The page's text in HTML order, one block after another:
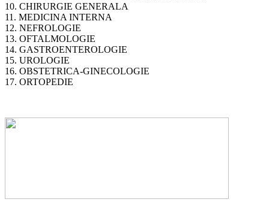
10. CHIRURGIE GENERALA
11. MEDICINA INTERNA
12. NEFROLOGIE
13. OFTALMOLOGIE
14. GASTROENTEROLOGIE
15. UROLOGIE
16. OBSTETRICA-GINECOLOGIE
17. ORTOPEDIE